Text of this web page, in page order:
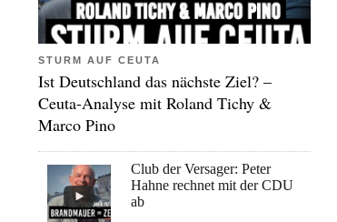
STURM AUF CEUTA
Ist Deutschland das nächste Ziel? –
Ceuta-Analyse mit Roland Tichy &
Marco Pino
Club der Versager: Peter
Hahne rechnet mit der CDU
ab